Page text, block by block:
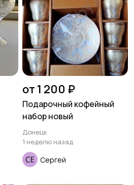
от 1 200 ₽
Подарочный кофейный
набор новый
Донецк
1 неделю назад
Сергей